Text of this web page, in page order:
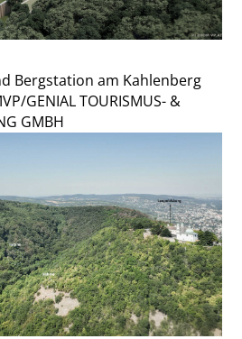
Bergstation am Kahlenberg
GENIAL TOURISMUS- &
GMBH